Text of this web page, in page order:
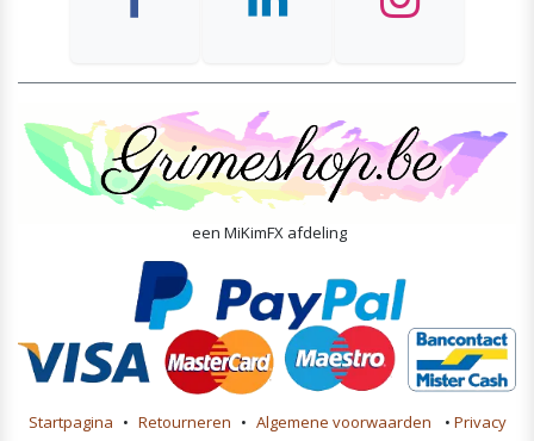
een MiKimFX afdeling
Startpagina • Retourneren • Algemene voorwaarden • Privacy